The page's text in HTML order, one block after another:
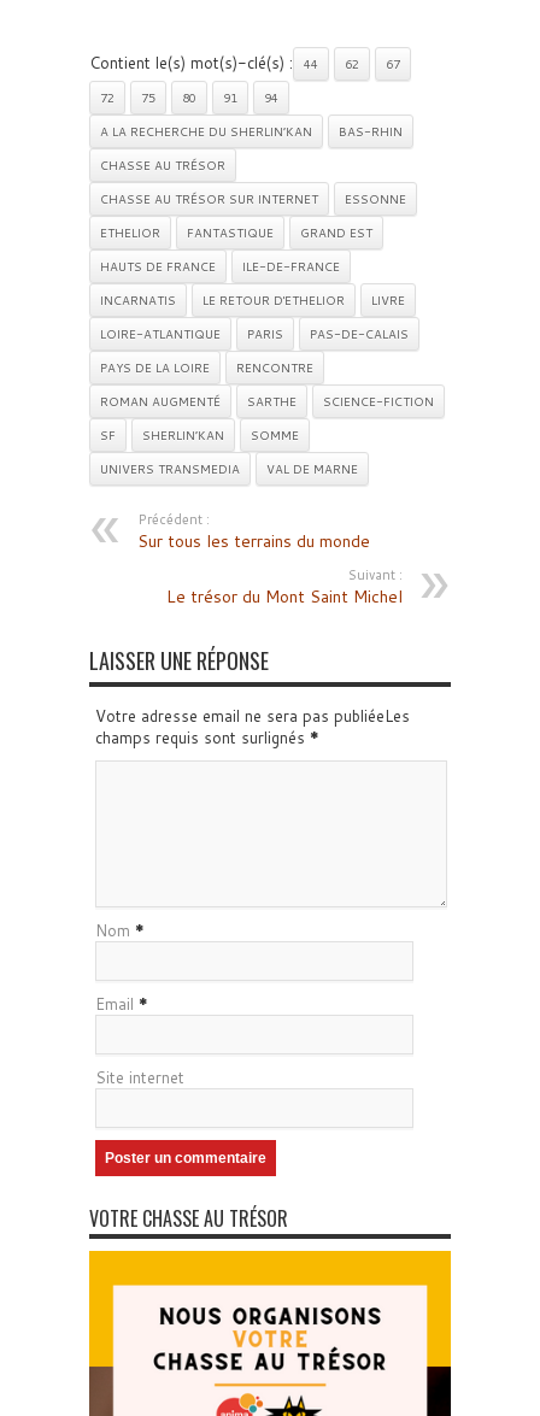
Contient le(s) mot(s)-clé(s) : 44 62
67
72
75 80 91
94
A LA RECHERCHE DU SHERLIN’KAN
BAS-RHIN
CHASSE AU TRÉSOR
CHASSE AU TRÉSOR SUR INTERNET
ESSONNE
ETHELIOR
FANTASTIQUE
GRAND EST
HAUTS DE FRANCE
ILE-DE-FRANCE
INCARNATIS
LE RETOUR D'ETHELIOR
LIVRE
LOIRE-ATLANTIQUE
PARIS
PAS-DE-CALAIS
PAYS DE LA LOIRE
RENCONTRE
ROMAN AUGMENTÉ
SARTHE
SCIENCE-FICTION
SF
SHERLIN’KAN
SOMME
UNIVERS TRANSMEDIA
VAL DE MARNE
Précédent :
Sur tous les terrains du monde
Suivant :
Le trésor du Mont Saint Michel
LAISSER UNE RÉPONSE
Votre adresse email ne sera pas publiéeLes
champs requis sont surlignés *
Nom *
Email *
Site internet
VOTRE CHASSE AU TRÉSOR